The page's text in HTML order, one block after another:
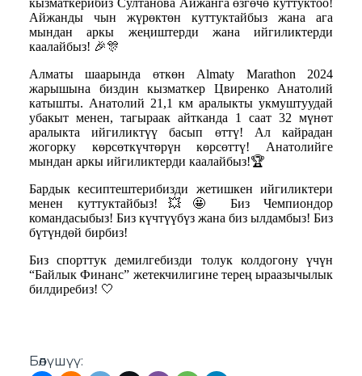
кызматкерибиз Султанова Айжанга өзгөчө куттуктоо!
Айжанды чын жүрөктөн куттуктайбыз жана ага
мындан аркы жеңиштерди жана ийгиликтерди
каалайбыз! 🎉🎊
Алматы шаарында өткөн Almaty Marathon 2024
жарышына биздин кызматкер Цвиренко Анатолий
катышты. Анатолий 21,1 км аралыкты укмуштуудай
убакыт менен, тагыраак айтканда 1 саат 32 мүнөт
аралыкта ийгиликтүү басып өттү! Ал кайрадан
жогорку көрсөткүчтөрүн көрсөттү! Анатолийге
мындан аркы ийгиликтерди каалайбыз!🏆
Бардык кесиптештерибизди жетишкен ийгиликтери
менен куттуктайбыз!💥🤩 Биз Чемпиондор
командасыбыз! Биз күчтүүбүз жана биз ылдамбыз! Биз
бүтүндөй бирбиз!
Биз спорттук демилгебизди толук колдогону үчүн
“Байлык Финанс” жетекчилигине терең ыраазычылык
билдиребиз! 🤍
Бөлүшүү: